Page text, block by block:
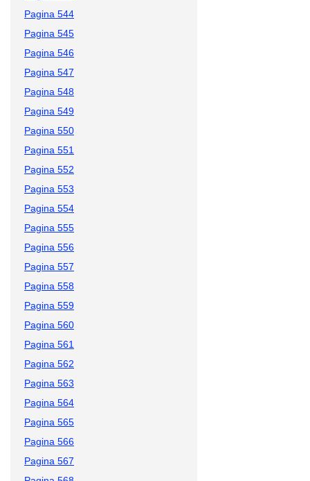
Pagina 544
Pagina 545
Pagina 546
Pagina 547
Pagina 548
Pagina 549
Pagina 550
Pagina 551
Pagina 552
Pagina 553
Pagina 554
Pagina 555
Pagina 556
Pagina 557
Pagina 558
Pagina 559
Pagina 560
Pagina 561
Pagina 562
Pagina 563
Pagina 564
Pagina 565
Pagina 566
Pagina 567